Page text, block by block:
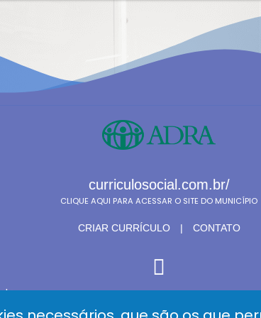
curriculosocial.com.br/
CLIQUE AQUI PARA ACESSAR O SITE DO MUNICÍPIO
CRIAR CURRÍCULO | CONTATO